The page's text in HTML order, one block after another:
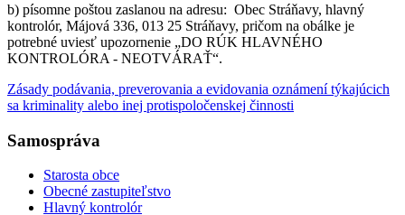
b) písomne poštou zaslanou na adresu: Obec Stráňavy, hlavný
kontrolór, Májová 336, 013 25 Stráňavy, pričom na obálke je
potrebné uviesť upozornenie „DO RÚK HLAVNÉHO
KONTROLÓRA - NEOTVÁRAŤ“.
Zásady podávania, preverovania a evidovania oznámení týkajúcich
sa kriminality alebo inej protispoločenskej činnosti
Samospráva
Starosta obce
Obecné zastupiteľstvo
Hlavný kontrolór